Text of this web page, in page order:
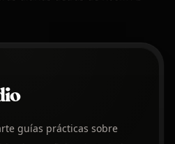
guías prácticas sobre